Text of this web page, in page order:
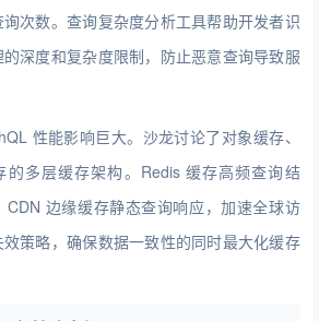
次数。查询复杂度分析工具帮助开发者识
深度和复杂度限制，防止恶意查询导致服
性能影响巨大。沙龙讨论了对象缓存、
的多层缓存架构。Redis 缓存高频查询结
CDN 边缘缓存静态查询响应，加速全球访
策略，确保数据一致性的同时最大化缓存